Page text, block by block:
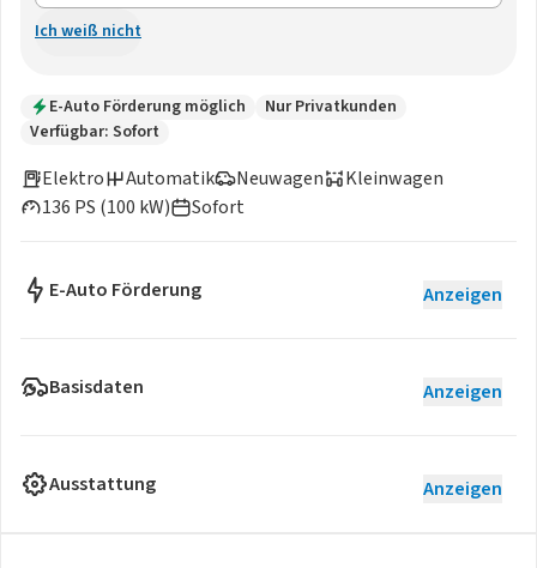
Ich weiß nicht
E-Auto Förderung möglich
Nur Privatkunden
Verfügbar: Sofort
Elektro
Neuwagen
136 PS (100 kW)
Automatik
Kleinwagen
Sofort
E-Auto Förderung Anzeigen
Basisdaten Anzeigen
Ausstattung Anzeigen